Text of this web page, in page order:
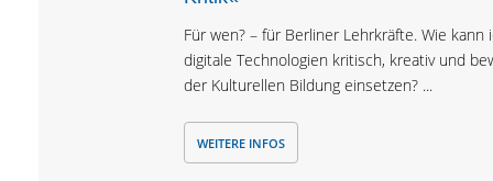
Für wen? – für Berliner Lehrkräfte. Wie kann
digitale Technologien kritisch, kreativ und
der Kulturellen Bildung einsetzen? ...
WEITERE INFOS